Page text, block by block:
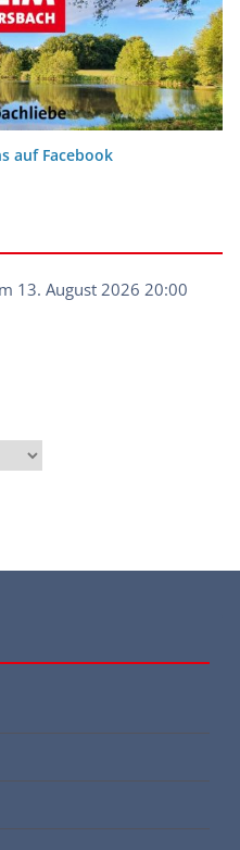
auf Facebook
13. August 2026 20:00